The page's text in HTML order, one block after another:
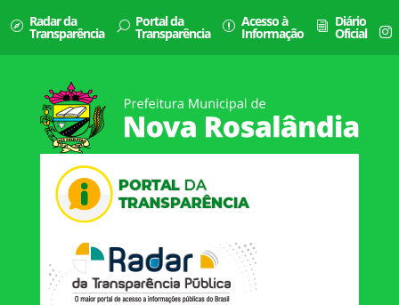
Radar da
Transparência
Portal da
Transparência
Acesso à
Informação
Diário
Oficial